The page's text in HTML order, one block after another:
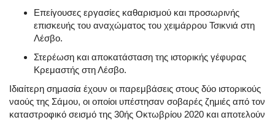
Επείγουσες εργασίες καθαρισμού και προσωρινής
επισκευής του αναχώματος του χειμάρρου Τσικνιά στη
Λέσβο.
Στερέωση και αποκατάσταση της ιστορικής γέφυρας
Κρεμαστής στη Λέσβο.
Ιδιαίτερη σημασία έχουν οι παρεμβάσεις στους δύο ιστορικούς
ναούς της Σάμου, οι οποίοι υπέστησαν σοβαρές ζημιές από τον
καταστροφικό σεισμό της 30ής Οκτωβρίου 2020 και αποτελούν